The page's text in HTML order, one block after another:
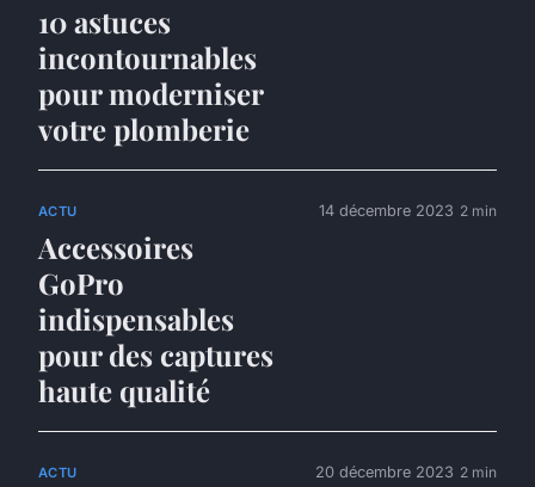
10 astuces
incontournables
pour moderniser
votre plomberie
ACTU
Accessoires
GoPro
indispensables
pour des captures
haute qualité
14 décembre 2023 2 min
ACTU 20 décembre 2023 2 min